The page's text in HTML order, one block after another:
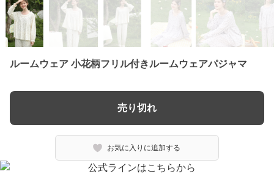
ルームウェア 小花柄フリル付きルームウェアパジャマ
売り切れ
お気に入りに追加する